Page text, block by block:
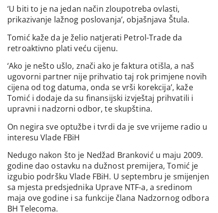
‘U biti to je na jedan način zloupotreba ovlasti,
prikazivanje lažnog poslovanja’, objašnjava Štula.
Tomić kaže da je želio natjerati Petrol-Trade da
retroaktivno plati veću cijenu.
‘Ako je nešto ušlo, znači ako je faktura otišla, a naš
ugovorni partner nije prihvatio taj rok primjene novih
cijena od tog datuma, onda se vrši korekcija’, kaže
Tomić i dodaje da su finansijski izvještaj prihvatili i
upravni i nadzorni odbor, te skupština.
On negira sve optužbe i tvrdi da je sve vrijeme radio u
interesu Vlade FBiH
Nedugo nakon što je Nedžad Branković u maju 2009.
godine dao ostavku na dužnost premijera, Tomić je
izgubio podršku Vlade FBiH. U septembru je smijenjen
sa mjesta predsjednika Uprave NTF-a, a sredinom
maja ove godine i sa funkcije člana Nadzornog odbora
BH Telecoma.